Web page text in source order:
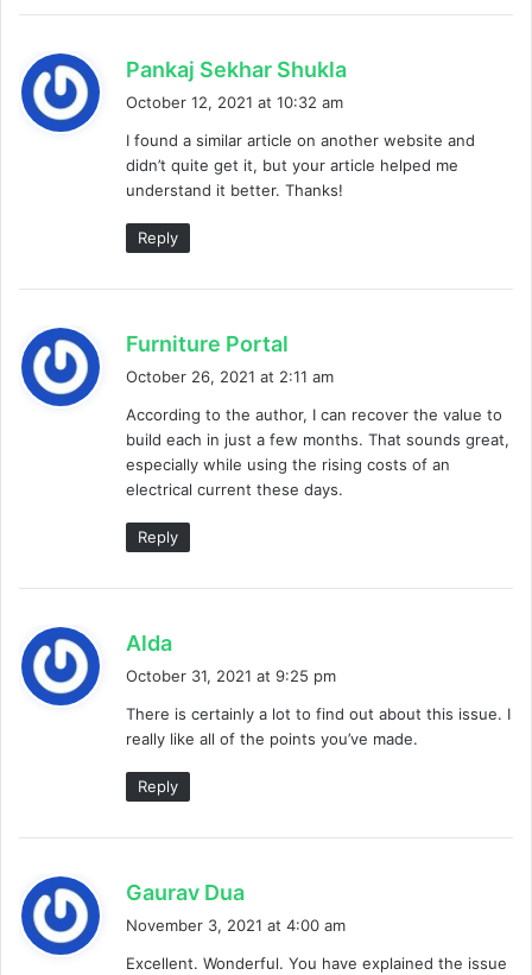
Pankaj Sekhar Shukla
s
:
October 12, 2021 at 10:32 am
I found a similar article on another website and
didn’t quite get it, but your article helped me
understand it better. Thanks!
Reply
Furniture Portal
s
:
October 26, 2021 at 2:11 am
According to the author, I can recover the value to
build each in just a few months. That sounds great,
especially while using the rising costs of an
electrical current these days.
Reply
Alda
s
:
October 31, 2021 at 9:25 pm
There is certainly a lot to find out about this issue. I
really like all of the points you’ve made.
Reply
Gaurav Dua
s
November 3, 2021 at 4:00 am
Excellent. Wonderful. You have explained the issue